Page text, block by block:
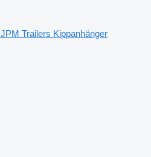
JPM Trailers Kippanhänger